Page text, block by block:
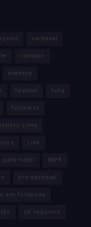
carnaval
colosso
eventos
festival folia
fortaleza
Lima
Live
park hotel MPB
pré-carnaval
em fortaleza
zé vaqueiro